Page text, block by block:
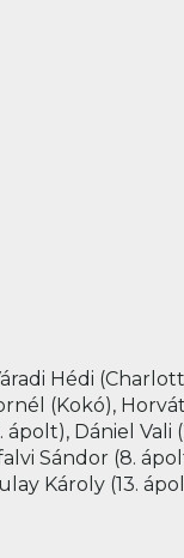
Hédi
(Kokó),
Dániel Vali
Sándor (8.
Károly (13.